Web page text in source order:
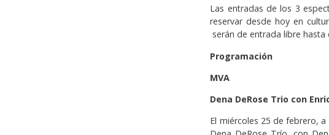
Las entradas de los 3
reservar desde hoy en
serán de entrada libre
Programación
MVA
Dena DeRose Trio con
El miércoles 25 de febrero,